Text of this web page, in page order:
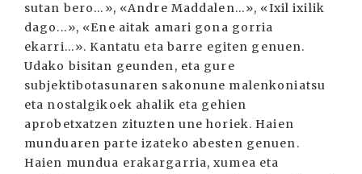
sutan bero...», «Andre Maddalen...», «Ixil ixilik
dago...», «Ene aitak amari gona gorria
ekarri...». Kantatu eta barre egiten genuen.
Udako bisitan geunden, eta gure
subjektibotasunaren sakonune malenkoniatsu
eta nostalgikoek ahalik eta gehien
aprobetxatzen zituzten une horiek. Haien
munduaren parte izateko abesten genuen.
Haien mundua erakargarria, xumea eta